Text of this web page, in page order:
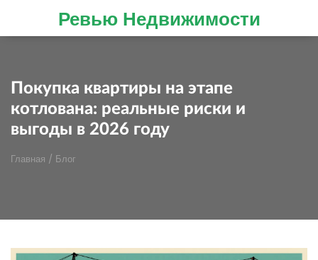
Ревью Недвижимости
Покупка квартиры на этапе
котлована: реальные риски и
выгоды в 2026 году
Главная / Блог